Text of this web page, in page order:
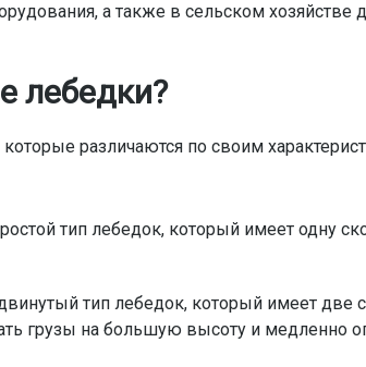
а также в сельском хозяйстве
лебедки?
различаются по своим
тип лебедок, который имеет одну
тип лебедок, который имеет две
грузы на большую высоту и медленно